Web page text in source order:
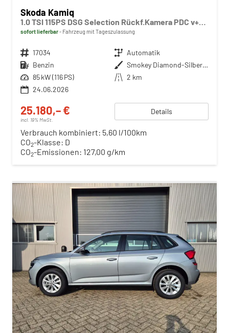
Skoda Kamiq
1.0 TSI 115PS DSG Selection Rückf.Kamera PDC v+h Sitzheizung Klimaautomatik Skoda-Radio Apple CarPlay + Android Auto Tempomat Garantieverlängerung 16"LM
sofort lieferbar Fahrzeug mit Tageszulassung
Fahrzeugnr. 17034 Getriebe Automatik
Kraftstoff Benzin Außenfarbe
Smokey Diamond-Silber Metallic
Leistung 85 kW (116 PS) Kilometerstand 2 km
24.06.2026
25.180,– €
incl. 19% MwSt.
Details
Verbrauch kombiniert: 5,60 l/100km
CO2-Klasse: D
CO2-Emissionen: 127,00 g/km